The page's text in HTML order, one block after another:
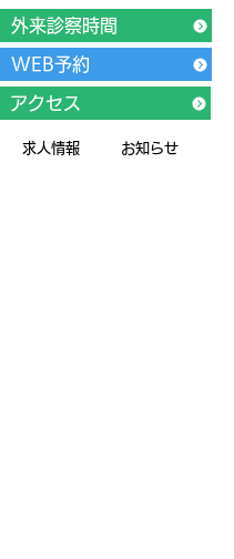
外来診察時間
求人情報 お知らせ
WEB予約
アクセス